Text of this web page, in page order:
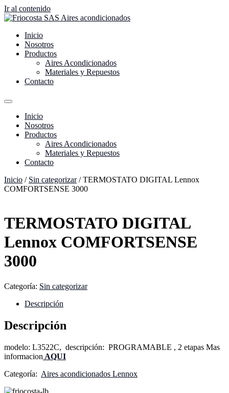
Ir al contenido
Inicio
Nosotros
Productos
Aires Acondicionados
Materiales y Repuestos
Contacto
Inicio
Nosotros
Productos
Aires Acondicionados
Materiales y Repuestos
Contacto
Inicio / Sin categorizar/ TERMOSTATO DIGITAL Lennox
COMFORTSENSE 3000
TERMOSTATO DIGITAL
Lennox COMFORTSENSE
3000
Categoría: Sin categorizar
Descripción
Descripción
modelo: L3522C, descripción: PROGRAMABLE , 2 etapas Mas
informacion AQUI
Categoría: Aires acondicionados Lennox